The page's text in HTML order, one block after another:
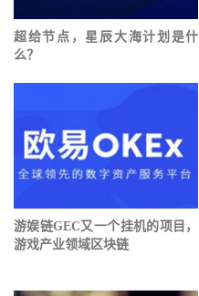
超给节点，星辰大海计划是什
么？
游娱链GEC又一个挂机的项目，
游戏产业领域区块链